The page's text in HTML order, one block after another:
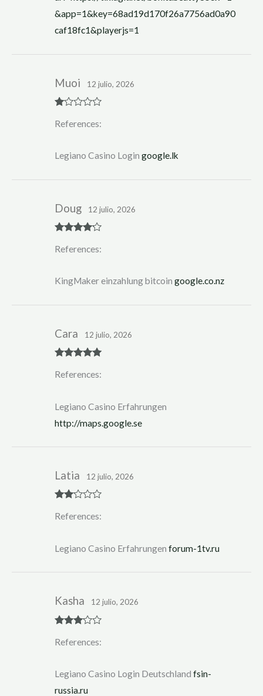
&app=1&key=68ad19d170f26a7756ad0a90
caf18fc1&playerjs=1
at
ou
t
Muoi 12 julio, 2026
References:
Legiano Casino Logingoogle.lk
out of 5
Doug 12 julio, 2026
References:
KingMaker einzahlung bitcoingoogle.co.nz
of 5
Cara 12 julio, 2026
References:
Legiano Casino Erfahrungen
http://maps.google.se
d2
Latia 12 julio, 2026
References:
Legiano Casino Erfahrungenforum-1tv.ru
out of 5
Kasha 12 julio, 2026
References:
Legiano Casino Login Deutschlandfsin-
russia.ru